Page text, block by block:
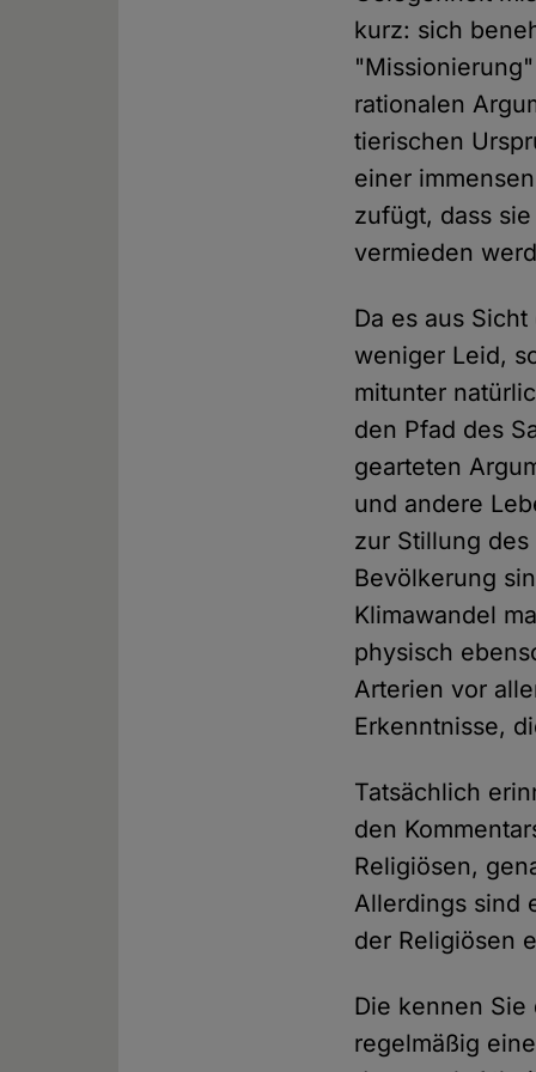
kurz: sich
rationalen
tierischen
einer
zufügt, dass
vermieden
Da es aus
weniger Leid,
mitunter
den Pfad des
gearteten
und andere
zur Stillung
Bevölkerung
Klimawandel
physisch
Arterien vor
Erkenntnisse,
Tatsächlich
den
Religiösen,
Allerdings sind
der Religiösen
Die kennen
regelmäßig